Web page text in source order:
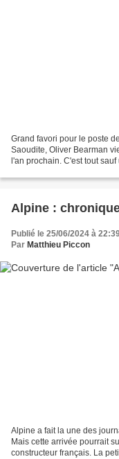
Grand favori pour le poste
Saoudite, Oliver Bearman
l'an prochain. C'est tout
Alpine :
Publié le 25/06/2024 à
Par Matthieu Piccon
Alpine a fait la une des
Mais cette arrivée pourrait
constructeur français. La